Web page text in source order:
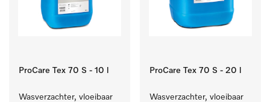
ProCare Tex 70 S - 10 l
Wasverzachter, vloeibaar
ProCare Tex 70 S - 20 l
Wasverzachter, vloeibaar